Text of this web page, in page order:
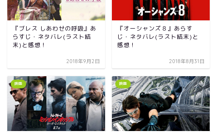
『ブレス しあわせの呼吸』あ
らすじ・ネタバレ(ラスト結
末)と感想！
2018年9月2日
『オーシャンズ８』あらす
じ・ネタバレ(ラスト結末)と
感想！
2018年8月31日
映画 映画